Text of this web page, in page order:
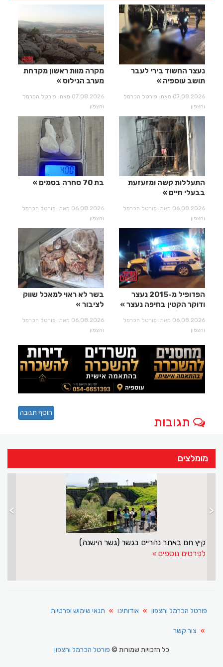
נעצר החשוד בירי לעבר
תושב עוספיה
07.08.2026 מאת: פורטל הכרמל
והצפון
מקרה מוות ראשון מקדחת
מערב הנילוס
07.08.2026 מאת: פורטל הכרמל
והצפון
התעללות קשה ומזעזעת
בבעלי חיים
06.08.2026 מאת: פורטל הכרמל
והצפון
בת 70 סחרה בסמים
06.08.2026 מאת: פורטל הכרמל
והצפון
הפדופיל מ-2015 נעצר
ודוקר הקטין בחיפה נעצר
06.08.2026 מאת: פורטל הכרמל
והצפון
בשר לא ראוי למאכל שווק
לציבור
06.08.2026 מאת: פורטל הכרמל
והצפון
תגובות
הוסף תגובה
מומלצים
קיץ חם באתר נהריים בגשר (גשר הישנה)
לפרטים נוספים
> <
פורטל הכרמל והצפון אודותינו תנאי שימוש ופרטיות
צור קשר
כל הזכויות שמורות ©פורטל הכרמל והצפון